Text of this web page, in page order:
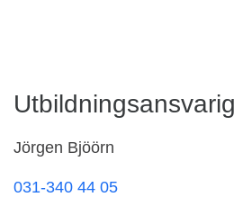
Utbildningsansvarig
Jörgen Bjöörn
031-340 44 05